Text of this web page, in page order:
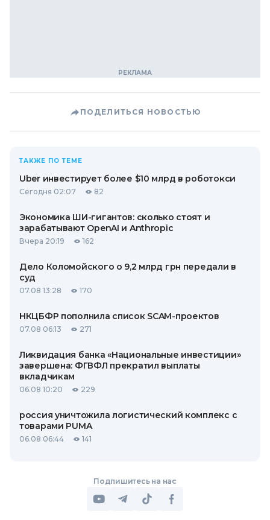
ПОДЕЛИТЬСЯ НОВОСТЬЮ
ТАКЖЕ ПО ТЕМЕ
Uber инвестирует более $10 млрд в роботокси
Сегодня 02:07 82
Экономика ШИ-гигантов: сколько стоят и
зарабатывают OpenAI и Anthropic
Вчера 20:19 162
Дело Коломойского о 9,2 млрд грн передали в
суд
07.08 13:28 170
НКЦБФР пополнила список SCAM-проектов
07.08 06:13 271
Ликвидация банка «Национальные инвестиции»
завершена: ФГВФЛ прекратил выплаты
вкладчикам
06.08 10:20 229
россия уничтожила логистический комплекс с
товарами PUMA
06.08 06:44 141
Подпишитесь на нас